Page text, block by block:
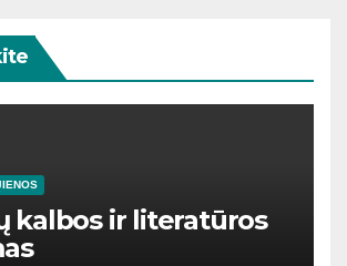
kalbos ir literatūros